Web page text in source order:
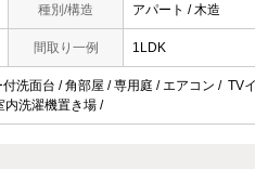
種別/構造 アパート / 木造
間取り一例 1LDK
洗面台 / 角部屋 / 専用庭 / エアコン / TV
内洗濯機置き場 /